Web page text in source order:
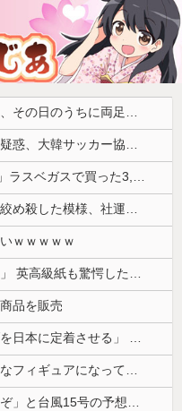
自宅で左手に違和感を覚えた開業医、その日のうちに両足が動かなくなり入院すると……
【今はやってない】審判への性接待疑惑、大韓サッカー協会が声明「現在は一切発生していない」「世界中のサッカー界関係者の皆さんにお詫び」
「2年間、たぶん1日4回は握ってた」ラスベガスで買った3,000円のキーホルダーを調べたら
フジテレビが金の卵を産む鶏を自ら絞め殺した模様、社運を賭けたドル箱コンテンツが御蔵入りになってしまい……
ｗｗｗｗｗ
海外「日本人はなんて気高いんだ！」 英高級紙も驚愕した極限の中の日本人の姿に世界が衝撃
品を販売
高市総理「物価上昇を上回る賃上げを日本に定着させる」 →国家公務員月給3.51％増へ 人事院の勧告を受け
【画像】あの人気ポケモン、エッチなフィギュアになってしまう
「近年稀に見るどころの話じゃないぞ」と台風15号の予想進路に困惑する人が多数、偏西風が全く通用していないんだけど……